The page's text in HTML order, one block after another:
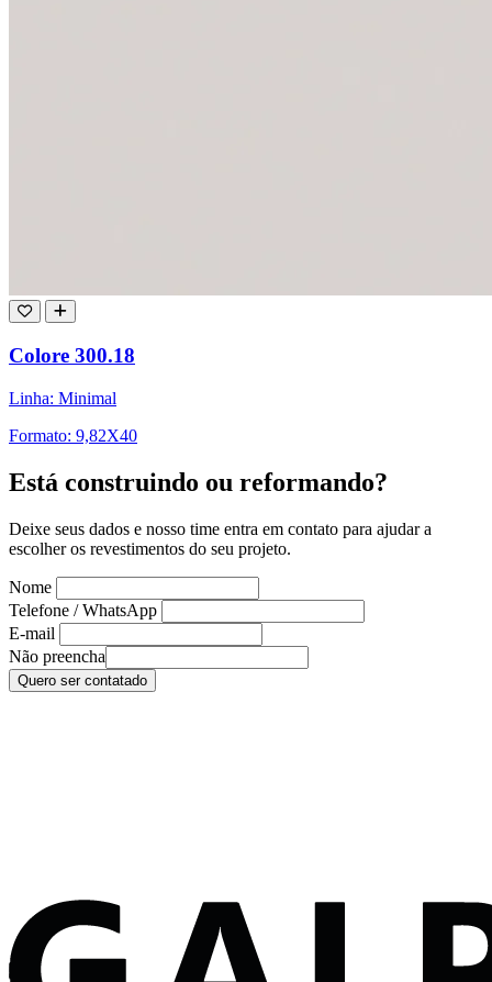
Colore 300.18
Linha: Minimal
Formato: 9,82X40
Está construindo ou reformando?
Deixe seus dados e nosso time entra em contato para ajudar a
escolher os revestimentos do seu projeto.
Nome
Telefone / WhatsApp
E-mail
Não preencha
Quero ser contatado